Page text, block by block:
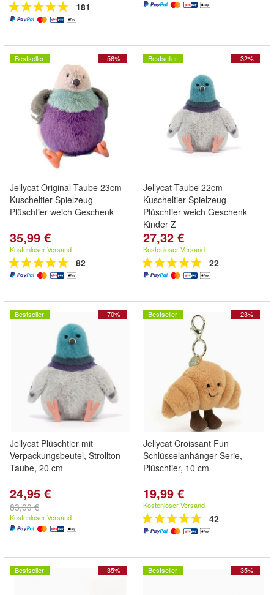
181
- 56%
Bestseller
Jellycat Original Taube 23cm
Kuscheltier Spielzeug
Plüschtier weich Geschenk
35,99 €
Kostenloser Versand
82
- 32%
Bestseller
Jellycat Taube 22cm
Kuscheltier Spielzeug
Plüschtier weich Geschenk
Kinder Z
27,32 €
Kostenloser Versand
22
- 70%
Bestseller
Jellycat Plüschtier mit
Verpackungsbeutel, Strollton
Taube, 20 cm
24,95 €
83,00 €
Kostenloser Versand
- 23%
Bestseller
Jellycat Croissant Fun
Schlüsselanhänger-Serie,
Plüschtier, 10 cm
19,99 €
Kostenloser Versand
42
- 35%
Bestseller - 35%
Bestseller